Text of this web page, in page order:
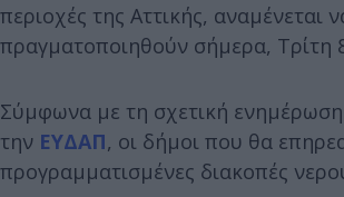
περιοχές της Αττικής, αναμένεται
πραγματοποιηθούν σήμερα, Τρίτη
Σύμφωνα με τη σχετική
την ΕΥΔΑΠ, οι δήμοι που θα
προγραμματισμένες διακοπές